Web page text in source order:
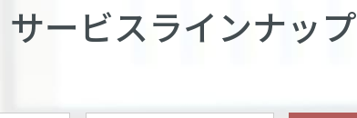
サービスラインナップ